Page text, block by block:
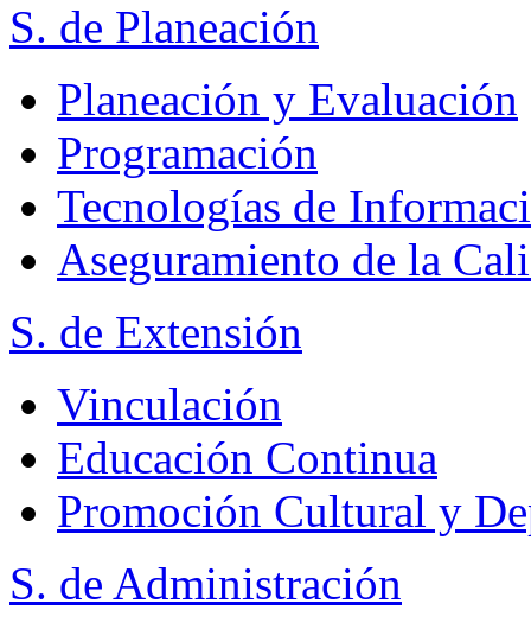
S. de Planeación
Planeación y Evaluación
Programación
Tecnologías de
Aseguramiento de la
S. de Extensión
Vinculación
Educación Continua
Promoción Cultural y
S. de Administración